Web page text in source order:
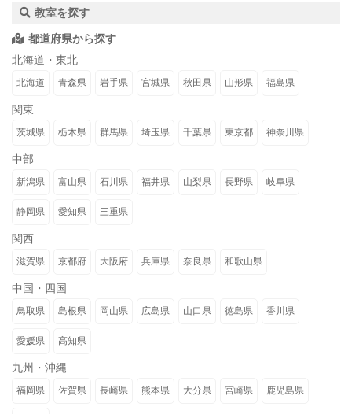
教室を探す
都道府県から探す
北海道・東北
北海道 青森県 岩手県 宮城県 秋田県 山形県 福島県
関東
茨城県 栃木県 群馬県 埼玉県 千葉県 東京都 神奈川県
中部
新潟県 富山県 石川県 福井県 山梨県 長野県 岐阜県
静岡県 愛知県 三重県
関西
滋賀県 京都府 大阪府 兵庫県 奈良県 和歌山県
中国・四国
鳥取県 島根県 岡山県 広島県 山口県 徳島県 香川県
愛媛県 高知県
九州・沖縄
福岡県 佐賀県 長崎県 熊本県 大分県 宮崎県 鹿児島県